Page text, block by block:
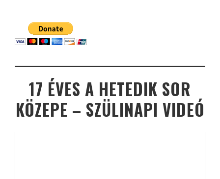
17 ÉVES A HETEDIK SOR
KÖZEPE – SZÜLINAPI VIDEÓ